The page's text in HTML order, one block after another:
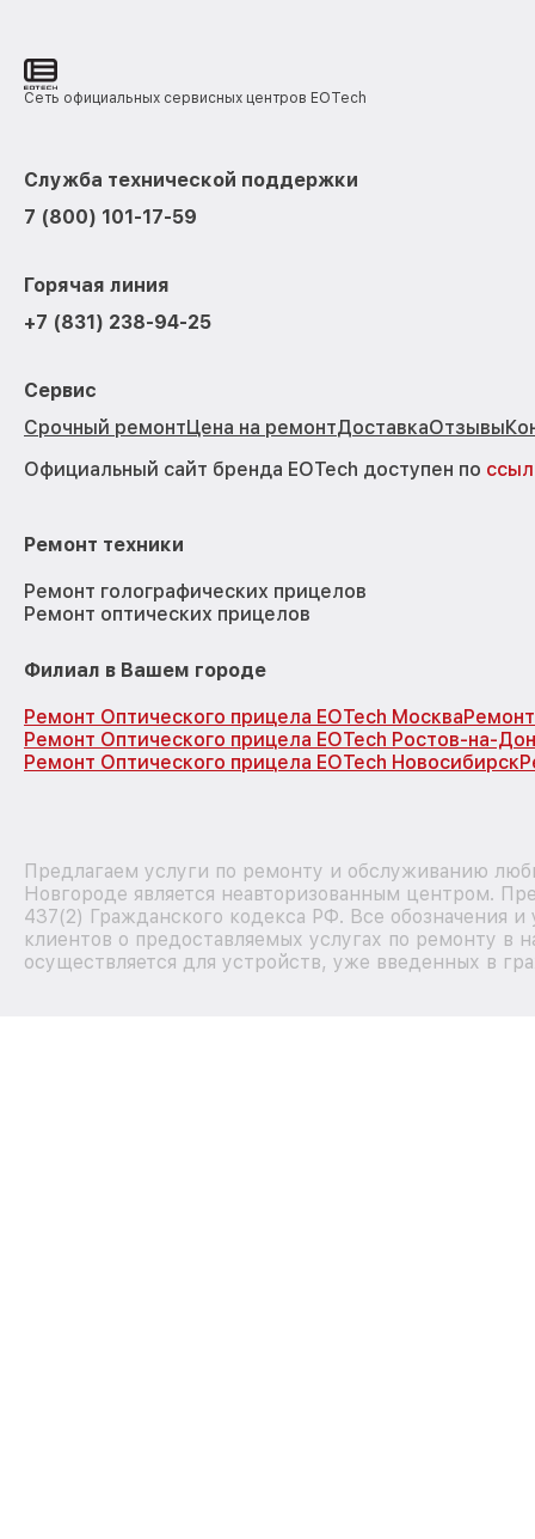
Сеть официальных сервисных центров EOTech
Служба технической поддержки
7 (800) 101-17-59
Горячая линия
+7 (831) 238-94-25
Сервис
Срочный ремонтЦена на ремонтДоставкаОтзывы
Официальный сайт бренда EOTech доступен по
Ремонт техники
Ремонт голографических прицелов
Ремонт оптических прицелов
Филиал в Вашем городе
Ремонт Оптического прицела EOTech Москва
Ремонт Оптического прицела EOTech Ростов-на-
Ремонт Оптического прицела EOTech Новосибирск
Предлагаем услуги по ремонту и обслуживанию
Новгороде является неавторизованным центром.
437(2) Гражданского кодекса РФ. Все обозначения
клиентов о предоставляемых услугах по ремонту в
осуществляется для устройств, уже введенных в